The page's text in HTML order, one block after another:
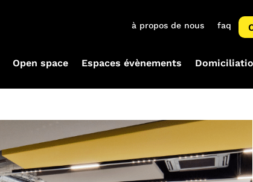
à propos de nous faq
Open space Espaces évènements